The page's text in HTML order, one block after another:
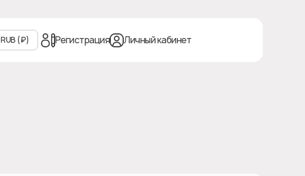
RUB (₽‎) Регистрация Личный кабинет